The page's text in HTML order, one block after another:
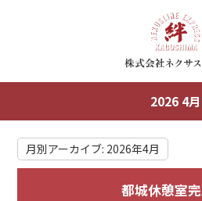
2026 4月
月別アーカイブ: 2026年4月
都城休憩室